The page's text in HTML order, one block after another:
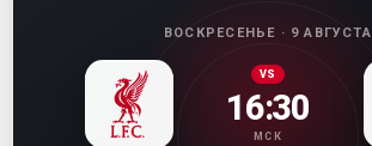
ВОСКРЕСЕНЬЕ · 9 АВГУСТА
VS
16:30
МСК